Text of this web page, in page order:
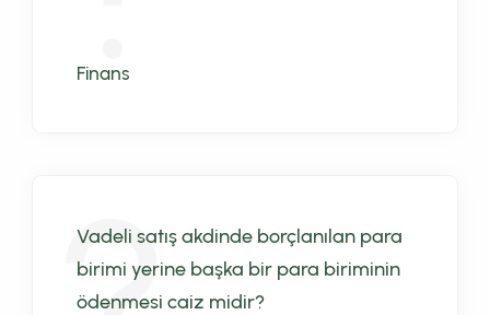
Finans
Vadeli satış akdinde borçlanılan para
birimi yerine başka bir para biriminin
ödenmesi caiz midir?